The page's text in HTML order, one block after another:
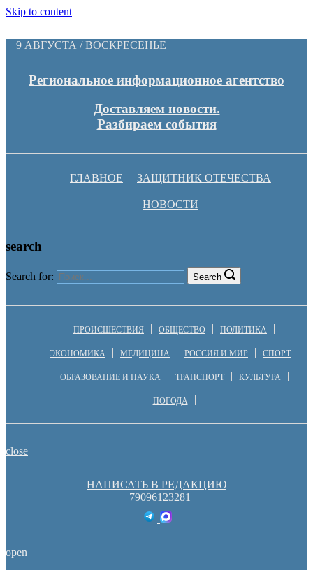
Skip to content
9 АВГУСТА / ВОСКРЕСЕНЬЕ
Региональное информационное агентство
Доставляем новости.
Разбираем события
ГЛАВНОЕ ЗАЩИТНИК ОТЕЧЕСТВА
НОВОСТИ
search
Search for: Search
ПРОИСШЕСТВИЯ ОБЩЕСТВО ПОЛИТИКА
ЭКОНОМИКА МЕДИЦИНА РОССИЯ И МИР СПОРТ
ОБРАЗОВАНИЕ И НАУКА ТРАНСПОРТ КУЛЬТУРА
ПОГОДА
close
НАПИСАТЬ В РЕДАКЦИЮ
+79096123281
open